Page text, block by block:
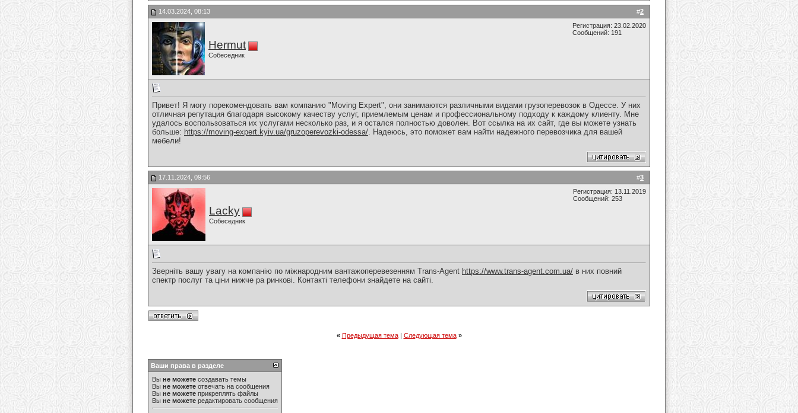
#2
14.03.2024, 08:13
Hermut
Собеседник
Регистрация: 23.02.2020
Сообщений: 191
Привет! Я могу порекомендовать вам компанию "Moving Expert", они занимаются различными видами грузоперевозок в Одессе. У них
отличная репутация благодаря высокому качеству услуг, приемлемым ценам и профессиональному подходу к каждому клиенту. Мне
удалось воспользоваться их услугами несколько раз, и я остался полностью доволен. Вот ссылка на их сайт, где вы можете узнать
больше: https://moving-expert.kyiv.ua/gruzoperevozki-odessa/. Надеюсь, это поможет вам найти надежного перевозчика для вашей
мебели!
#3
17.11.2024, 09:56
Lacky
Собеседник
Регистрация: 13.11.2019
Сообщений: 253
Зверніть вашу увагу на компанію по міжнародним вантажоперевезенням Trans-Agent https://www.trans-agent.com.ua/ в них повний
спектр послуг та ціни нижче ра ринкові. Контакті телефони знайдете на сайті.
« Предыдущая тема| Следующая тема »
Ваши права в разделе
Вы не можете создавать темы
Вы не можете отвечать на сообщения
Вы не можете прикреплять файлы
Вы не можете редактировать сообщения